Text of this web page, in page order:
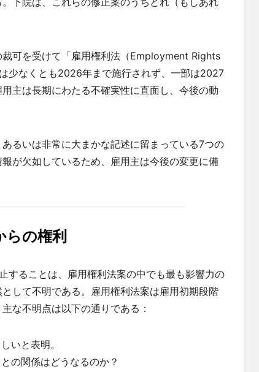
可を受けて「雇用権利法（Employment Rights
少なくとも2026年まで施行されず、一部は2027
主は長期にわたる不確実性に直面し、今後の動
るいは非常に大まかな記述に留まっている7つの
が欠如しているため、雇用主は今後の変更に備
らの権利
することは、雇用権利法案の中でも最も影響力の
して不明である。雇用権利法案は雇用初期段階
な不明点は以下の通りである：
いと表明。
の関係はどうなるのか？